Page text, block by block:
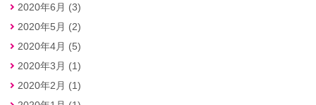
2020年6月 (3)
2020年5月 (2)
2020年4月 (5)
2020年3月 (1)
2020年2月 (1)